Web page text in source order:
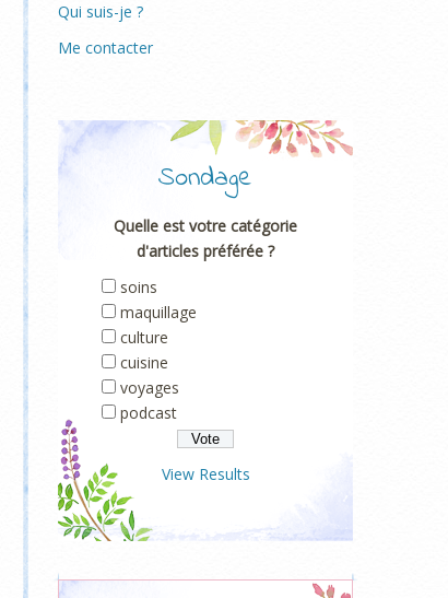
Qui suis-je ?
Me contacter
Sondage
Quelle est votre catégorie
d'articles préférée ?
soins
maquillage
culture
cuisine
voyages
podcast
View Results